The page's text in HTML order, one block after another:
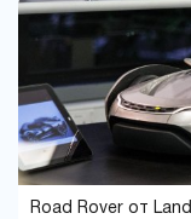
Павлоград
Тернополь9
Харьков 37
Хмельницкий
Чернигов
Road Rover от